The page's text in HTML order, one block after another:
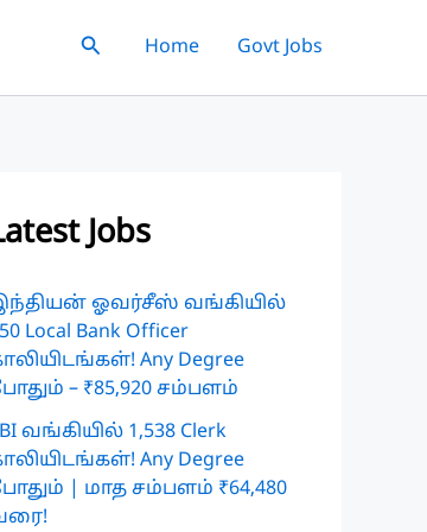
SearchHome Govt Jobs
Jobs
ஓவர்சீஸ் வங்கியில்
Local Bank Officer
Any Degree
– ₹85,920 சம்பளம்
வங்கியில் 1,538 Clerk
Any Degree
| மாத சம்பளம் ₹64,480